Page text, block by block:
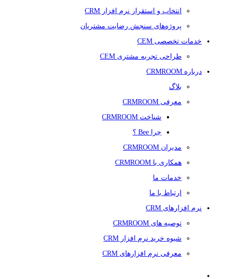
انتخاب و استقرار نرم افزار CRM
پروژه‌های سنجش رضایت مشتریان
خدمات تخصصی CEM
طراحی تجربه مشتری CEM
درباره CRMROOM
بلاگ
معرفی CRMROOM
شناخت CRMROOM
چرا Bee ؟
مدیران CRMROOM
همکاری با CRMROOM
خدمات ما
ارتباط با ما
نرم افزارهای CRM
توصیه های CRMROOM
شیوه خرید نرم افزار CRM
معرفی نرم افزارهای CRM